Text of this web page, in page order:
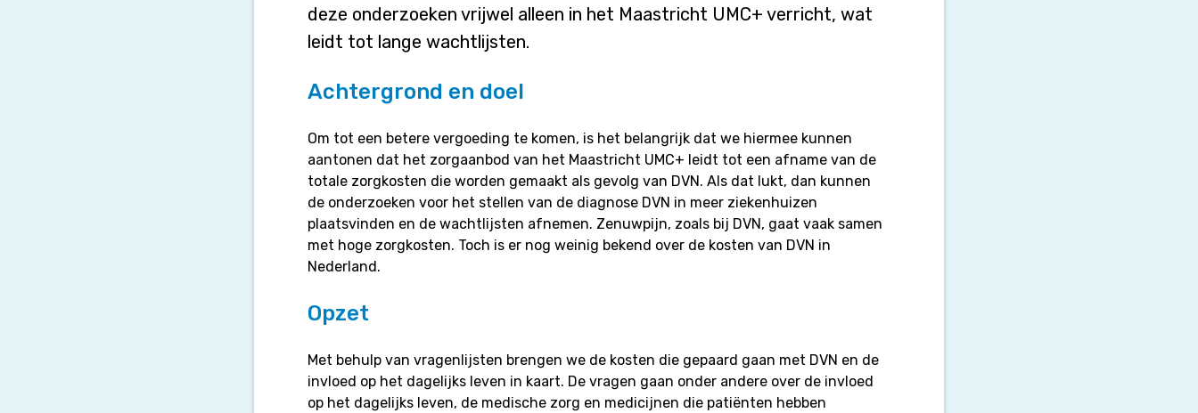
deze onderzoeken vrijwel alleen in het Maastricht UMC+ verricht, wat
leidt tot lange wachtlijsten.
Achtergrond en doel
Om tot een betere vergoeding te komen, is het belangrijk dat we hiermee kunnen
aantonen dat het zorgaanbod van het Maastricht UMC+ leidt tot een afname van de
totale zorgkosten die worden gemaakt als gevolg van DVN. Als dat lukt, dan kunnen
de onderzoeken voor het stellen van de diagnose DVN in meer ziekenhuizen
plaatsvinden en de wachtlijsten afnemen. Zenuwpijn, zoals bij DVN, gaat vaak samen
met hoge zorgkosten. Toch is er nog weinig bekend over de kosten van DVN in
Nederland.
Opzet
Met behulp van vragenlijsten brengen we de kosten die gepaard gaan met DVN en de
invloed op het dagelijks leven in kaart. De vragen gaan onder andere over de invloed
op het dagelijks leven, de medische zorg en medicijnen die patiënten hebben